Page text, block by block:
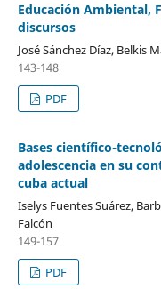
Educación Ambiental,
discursos
José Sánchez Díaz, Belkis
143-148
PDF
Bases científico-
adolescencia en su
cuba actual
Iselys Fuentes Suárez,
Falcón
149-157
PDF